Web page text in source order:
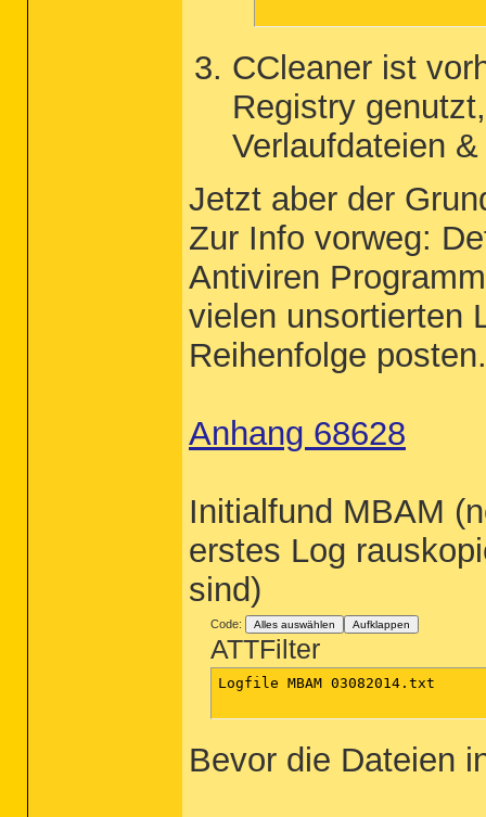
CCleaner ist
Registry
Verlaufdateien
Jetzt aber der
Zur Info vorweg:
Antiviren
vielen unsortierten
Reihenfolge posten.
Anhang 68628
Initialfund MBAM
erstes Log
sind)
Code: Alles auswählen Aufklappen
ATTFilter
Logfile MBAM 03082014.txt
Bevor die Dateien